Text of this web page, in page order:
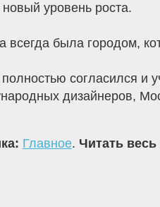
новый уровень роста.
всегда была городом,
согласился и
дизайнеров,
Главное. Читать весь